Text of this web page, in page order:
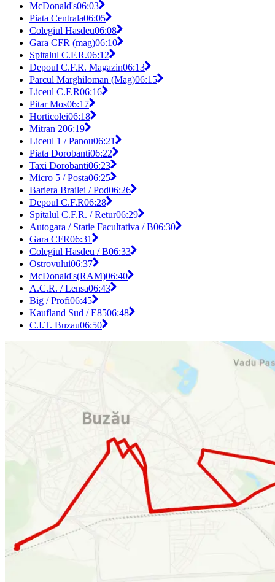
McDonald's06:03
Piata Centrala06:05
Colegiul Hasdeu06:08
Gara CFR (mag)06:10
Spitalul C.F.R.06:12
Depoul C.F.R. Magazin06:13
Parcul Marghiloman (Mag)06:15
Liceul C.F.R06:16
Pitar Mos06:17
Horticolei06:18
Mitran 206:19
Liceul 1 / Panou06:21
Piata Dorobanti06:22
Taxi Dorobanti06:23
Micro 5 / Posta06:25
Bariera Brailei / Pod06:26
Depoul C.F.R06:28
Spitalul C.F.R. / Retur06:29
Autogara / Statie Facultativa / B06:30
Gara CFR06:31
Colegiul Hasdeu / B06:33
Ostrovului06:37
McDonald's(RAM)06:40
A.C.R. / Lensa06:43
Big / Profi06:45
Kaufland Sud / E8506:48
C.I.T. Buzau06:50